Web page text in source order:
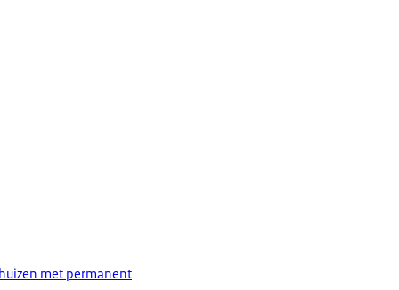
met permanent